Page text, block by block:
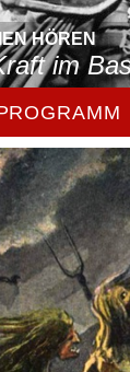
HÖREN
im